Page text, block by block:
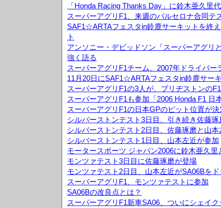
「Honda Racing Thanks Day」に鈴木亜久里
スーパーアグリF1、来週のバルセロナ合同テ
SAF1☆ARTAフェスタin鈴鹿サーキットを終
ト
アンソニー・デビッドソン「スーパーアグリ
強く語る
スーパーアグリF1チーム、2007年ドライバー
11月20日にSAF1☆ARTAフェスタin鈴鹿サー
スーパーアグリF1の3人が、ブリヂストンの
スーパーアグリF1も参加「2006 Honda F1 日
スーパーアグリF1の日本GPのピット位置が決
シルバーストンテスト3日目、引き続き佐藤
シルバーストンテスト2日目、佐藤琢磨と山
シルバーストンテスト1日目、山本左近が参加
モータースポーツ ジャパン2006に鈴木亜久
モンツァテスト3日目に佐藤琢磨が登場
モンツァテスト2日目、山本左近がSA06Bを
スーパーアグリF1、モンツァテストに参加
SA06Bの改良点とは？
スーパーアグリF1新車SA06、ついにシェイ